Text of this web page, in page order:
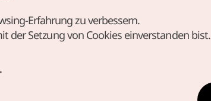
Erfahrung zu verbessern.
der Setzung von Cookies einverstanden bist.
.